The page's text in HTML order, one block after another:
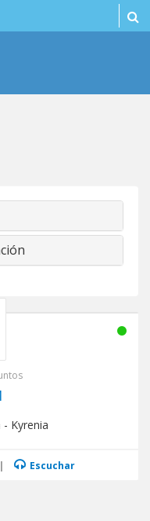
- Kyrenia
| Escuchar